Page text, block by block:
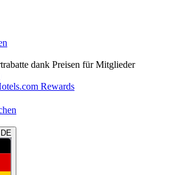
dank Preisen für Mitglieder
Rewards